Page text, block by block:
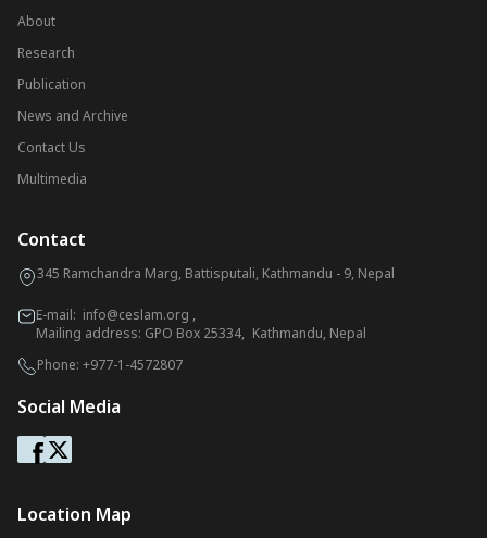
About
Research
Publication
News and Archive
Contact Us
Multimedia
Contact
345 Ramchandra Marg, Battisputali, Kathmandu - 9, Nepal
E-mail: info@ceslam.org ,
Mailing address: GPO Box 25334, Kathmandu, Nepal
Phone: +977-1-4572807
Social Media
Location Map